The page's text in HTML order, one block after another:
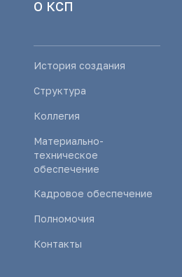
О КСП
История создания
Структура
Коллегия
Материально-
техническое
обеспечение
Кадровое обеспечение
Полномочия
Контакты